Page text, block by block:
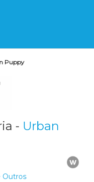
Puppy
- Urban
Outros